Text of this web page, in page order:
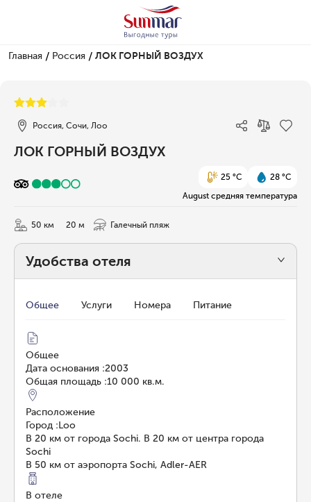
Главная / Россия / ЛОК ГОРНЫЙ ВОЗДУХ
Россия, Сочи, Лоо
ЛОК ГОРНЫЙ ВОЗДУХ
25 °C
28 °C
August средняя температура
50 км 20 м Галечный пляж
Удобства отеля
Общее Услуги Номера Питание
Общее
Дата основания :2003
Общая площадь :10 000 кв.м.
Расположение
Город :Loo
В 20 км от города Sochi. В 20 км от центра города
Sochi
В 50 км от аэропорта Sochi, Adler-AER
В отеле